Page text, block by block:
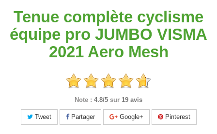
Tenue complète cyclisme
équipe pro JUMBO VISMA
2021 Aero Mesh
Note : 4.8/5 sur 19 avis
Tweet Partager Google+ Pinterest